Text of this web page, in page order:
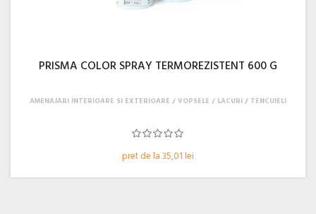
PRISMA COLOR SPRAY TERMOREZISTENT 600 G
pret de la 35,01 lei
AMENAJARI INTERIOARE SI EXTERIOARE VOPSELE / LACURI / TENCUIELI